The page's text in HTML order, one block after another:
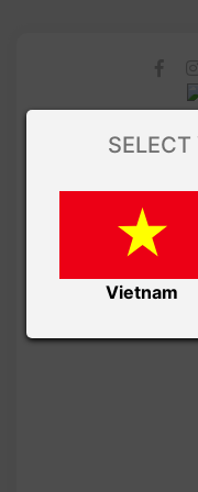
Vietnam